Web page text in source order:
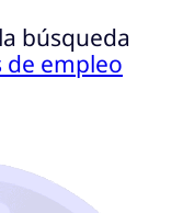
búsqueda
de empleo